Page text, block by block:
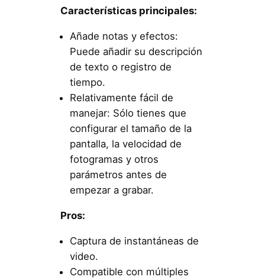
Características principales:
Añade notas y efectos:
Puede añadir su descripción
de texto o registro de
tiempo.
Relativamente fácil de
manejar: Sólo tienes que
configurar el tamaño de la
pantalla, la velocidad de
fotogramas y otros
parámetros antes de
empezar a grabar.
Pros:
Captura de instantáneas de
video.
Compatible con múltiples